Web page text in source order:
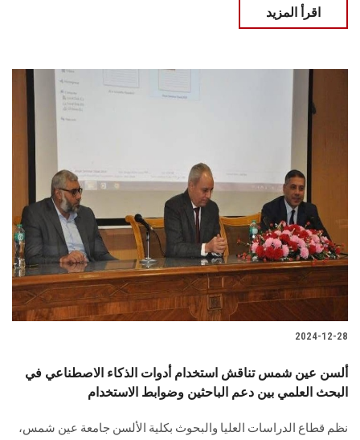
اقرأ المزيد
2024-12-28
ألسن عين شمس تناقش استخدام أدوات الذكاء الاصطناعي في
البحث العلمي بين دعم الباحثين وضوابط الاستخدام
نظم قطاع الدراسات العليا والبحوث بكلية الألسن جامعة عين شمس،